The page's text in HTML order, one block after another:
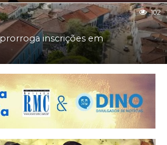
inscrições em
102